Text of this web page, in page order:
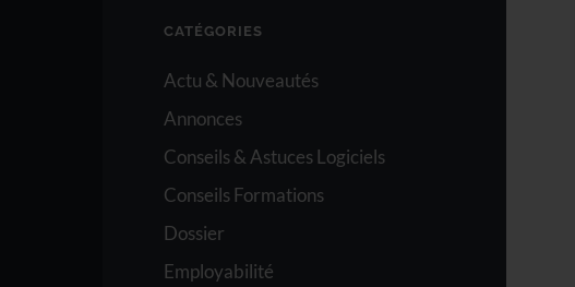
CATÉGORIES
Actu & Nouveautés
Annonces
Conseils & Astuces Logiciels
Conseils Formations
Dossier
Employabilité